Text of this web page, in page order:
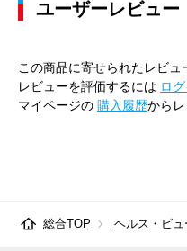
ユーザーレビュー
この商品に寄せられたレビュ
レビューを評価するには ロ
マイページの 購入履歴からレ
総合TOP ヘルス・ビュ